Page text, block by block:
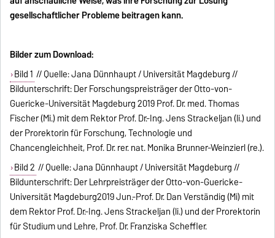
gesellschaftlicher Probleme beitragen kann.
Bilder zum Download:
Bild 1 // Quelle: Jana Dünnhaupt / Universität Magdeburg //
Bildunterschrift: Der Forschungspreisträger der Otto-von-
Guericke-Universität Magdeburg 2019 Prof. Dr. med. Thomas
Fischer (Mi.) mit dem Rektor Prof. Dr.-Ing. Jens Strackeljan (li.) und
der Prorektorin für Forschung, Technologie und
Chancengleichheit, Prof. Dr. rer. nat. Monika Brunner-Weinzierl (re.).
Bild 2 // Quelle: Jana Dünnhaupt / Universität Magdeburg //
Bildunterschrift: Der Lehrpreisträger der Otto-von-Guericke-
Universität Magdeburg2019 Jun.-Prof. Dr. Dan Verständig (Mi) mit
dem Rektor Prof. Dr.-Ing. Jens Strackeljan (li.) und der Prorektorin
für Studium und Lehre, Prof. Dr. Franziska Scheffler.